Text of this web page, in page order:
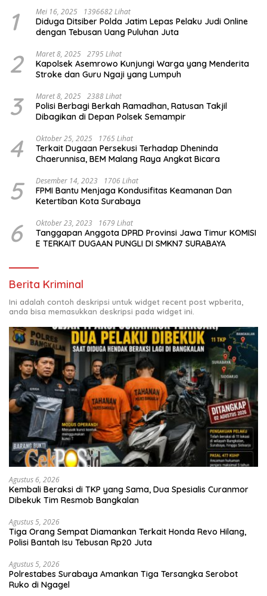
1 Mei 16, 2025 1396682 Lihat
Diduga Ditsiber Polda Jatim Lepas Pelaku Judi Online
dengan Tebusan Uang Puluhan Juta
2 Maret 8, 2025 2795 Lihat
Kapolsek Asemrowo Kunjungi Warga yang Menderita
Stroke dan Guru Ngaji yang Lumpuh
3 Maret 8, 2025 2388 Lihat
Polisi Berbagi Berkah Ramadhan, Ratusan Takjil
Dibagikan di Depan Polsek Semampir
4 Oktober 25, 2025 1765 Lihat
Terkait Dugaan Persekusi Terhadap Dheninda
Chaerunnisa, BEM Malang Raya Angkat Bicara
5 Desember 14, 2023 1706 Lihat
FPMI Bantu Menjaga Kondusifitas Keamanan Dan
Ketertiban Kota Surabaya
6 Oktober 23, 2023 1679 Lihat
Tanggapan Anggota DPRD Provinsi Jawa Timur KOMISI
E TERKAIT DUGAAN PUNGLI DI SMKN7 SURABAYA
Berita Kriminal
Ini adalah contoh deskripsi untuk widget recent post wpberita,
anda bisa memasukkan deskripsi pada widget ini.
Agustus 6, 2026
Kembali Beraksi di TKP yang Sama, Dua Spesialis Curanmor
Dibekuk Tim Resmob Bangkalan
Agustus 5, 2026
Tiga Orang Sempat Diamankan Terkait Honda Revo Hilang,
Polisi Bantah Isu Tebusan Rp20 Juta
Agustus 5, 2026
Polrestabes Surabaya Amankan Tiga Tersangka Serobot
Ruko di Ngagel